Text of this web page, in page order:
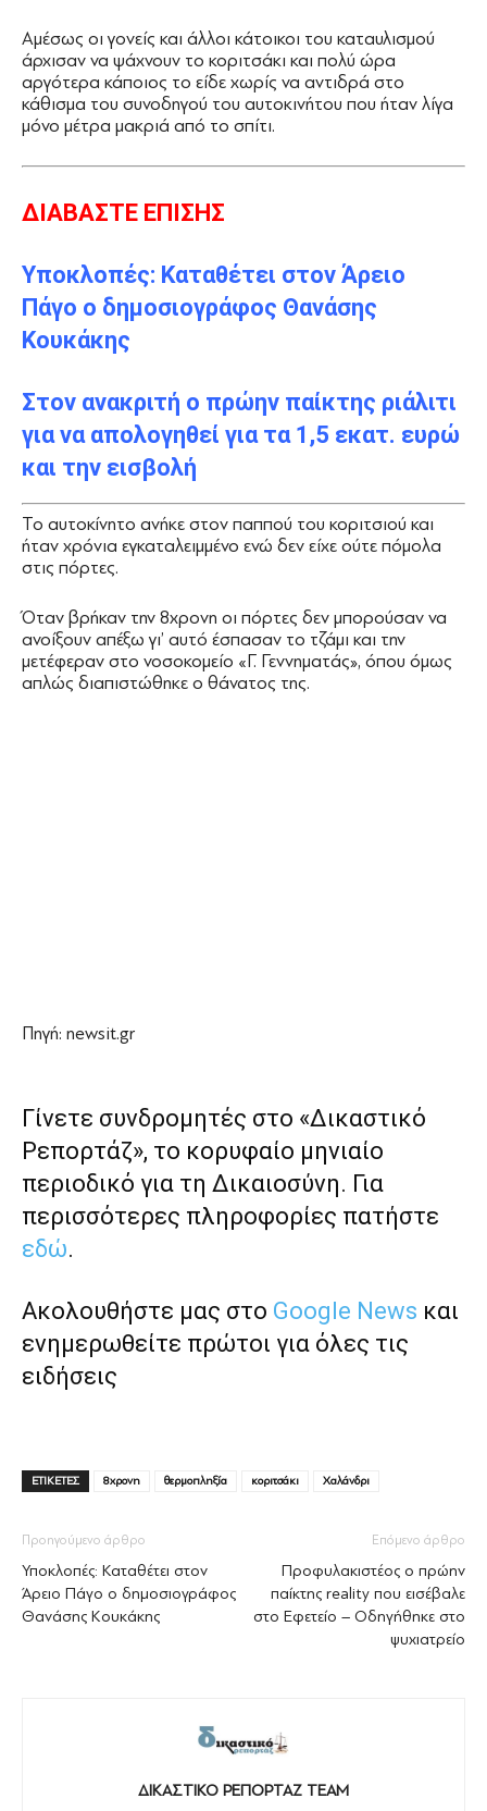
Αμέσως οι γονείς και άλλοι κάτοικοι του καταυλισμού
άρχισαν να ψάχνουν το κοριτσάκι και πολύ ώρα
αργότερα κάποιος το είδε χωρίς να αντιδρά στο
κάθισμα του συνοδηγού του αυτοκινήτου που ήταν λίγα
μόνο μέτρα μακριά από το σπίτι.
ΔΙΑΒΑΣΤΕ ΕΠΙΣΗΣ
Υποκλοπές: Καταθέτει στον Άρειο
Πάγο ο δημοσιογράφος Θανάσης
Κουκάκης
Στον ανακριτή ο πρώην παίκτης ριάλιτι
για να απολογηθεί για τα 1,5 εκατ. ευρώ
και την εισβολή
Το αυτοκίνητο ανήκε στον παππού του κοριτσιού και
ήταν χρόνια εγκαταλειμμένο ενώ δεν είχε ούτε πόμολα
στις πόρτες.
Όταν βρήκαν την 8χρονη οι πόρτες δεν μπορούσαν να
ανοίξουν απέξω γι’ αυτό έσπασαν το τζάμι και την
μετέφεραν στο νοσοκομείο «Γ. Γεννηματάς», όπου όμως
απλώς διαπιστώθηκε ο θάνατος της.
Πηγή: newsit.gr
Γίνετε συνδρομητές στο «Δικαστικό
Ρεπορτάζ», το κορυφαίο μηνιαίο
περιοδικό για τη Δικαιοσύνη. Για
περισσότερες πληροφορίες πατήστε
εδώ.
Ακολουθήστε μας στο Google News και
ενημερωθείτε πρώτοι για όλες τις
ειδήσεις
ΕΤΙΚΕΤΕΣ 8χρονη θερμοπληξία κοριτσάκι Χαλάνδρι
Προηγούμενο άρθρο
Υποκλοπές: Καταθέτει στον
Άρειο Πάγο ο δημοσιογράφος
Θανάσης Κουκάκης
Επόμενο άρθρο
Προφυλακιστέος ο πρώην
παίκτης reality που εισέβαλε
στο Εφετείο – Οδηγήθηκε στο
ψυχιατρείο
ΔΙΚΑΣΤΙΚΟ ΡΕΠΟΡΤΑΖ TEAM